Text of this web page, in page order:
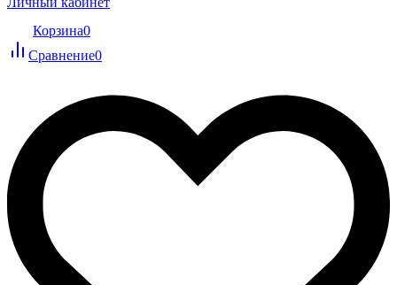
Корзина0
Сравнение0